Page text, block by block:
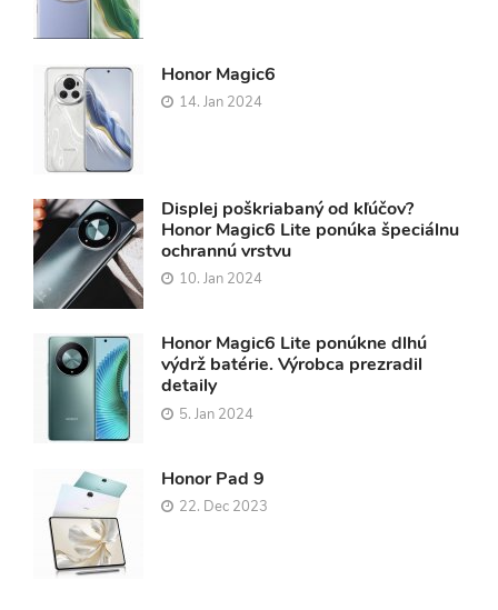
Honor Magic6
14. Jan 2024
Displej poškriabaný od kľúčov?
Honor Magic6 Lite ponúka špeciálnu
ochrannú vrstvu
10. Jan 2024
Honor Magic6 Lite ponúkne dlhú
výdrž batérie. Výrobca prezradil
detaily
5. Jan 2024
Honor Pad 9
22. Dec 2023